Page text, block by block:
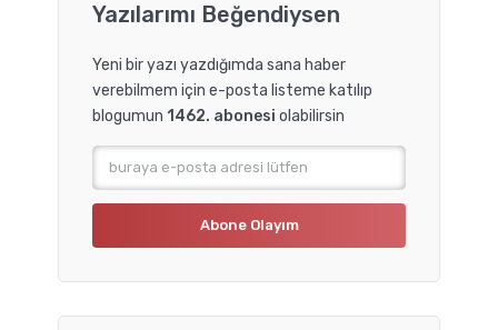
Yazılarımı Beğendiysen
Yeni bir yazı yazdığımda sana haber
verebilmem için e-posta listeme katılıp
blogumun 1462. abonesi olabilirsin